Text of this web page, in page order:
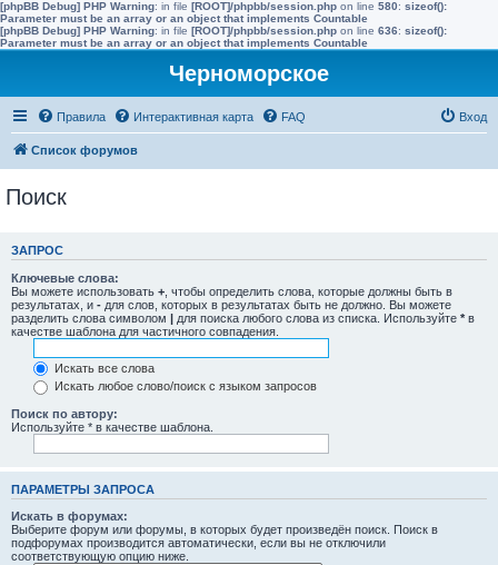
[phpBB Debug] PHP Warning: in file [ROOT]/phpbb/session.php on line 580: sizeof():
Parameter must be an array or an object that implements Countable
[phpBB Debug] PHP Warning: in file [ROOT]/phpbb/session.php on line 636: sizeof():
Parameter must be an array or an object that implements Countable
Черноморское
Правила Интерактивная карта FAQ Вход
Список форумов
Поиск
ЗАПРОС
Ключевые слова:
Вы можете использовать + , чтобы определить слова, которые должны быть в
результатах, и - для слов, которых в результатах быть не должно. Вы можете
разделить слова символом | для поиска любого слова из списка. Используйте * в
качестве шаблона для частичного совпадения.
Искать все слова
Искать любое слово/поиск с языком запросов
Поиск по автору:
Используйте * в качестве шаблона.
ПАРАМЕТРЫ ЗАПРОСА
Искать в форумах:
Выберите форум или форумы, в которых будет произведён поиск. Поиск в
подфорумах производится автоматически, если вы не отключили
соответствующую опцию ниже.